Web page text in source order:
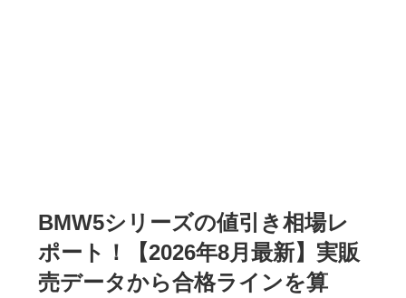
BMW5シリーズの値引き相場レ
ポート！【2026年8月最新】実販
売データから合格ラインを算